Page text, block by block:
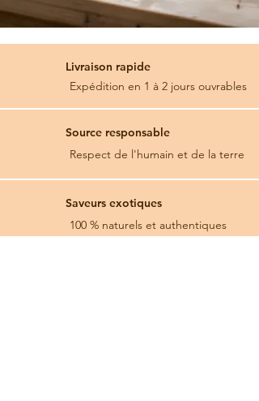
p
a
5
G
m
e
p
a
5
G
m
e
Livraison rapide
Expédition en 1 à 2 jours ouvrables
Source responsable
Respect de l'humain et de la terre
Saveurs exotiques
100 % naturels et authentiques